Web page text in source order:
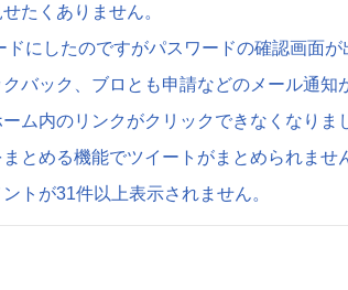
たくありません。
にしたのですがパスワードの確認画面が
バック、ブロとも申請などのメール通知
ム内のリンクがクリックできなくなりま
とめる機能でツイートがまとめられませ
トが31件以上表示されません。